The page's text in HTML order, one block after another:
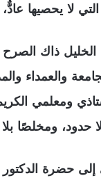
لا يحصيها عادٌّ،
ذاك الصرح
والعمداء
ومعلمي
حدود، ومخلصًا
حضرة الدكتور